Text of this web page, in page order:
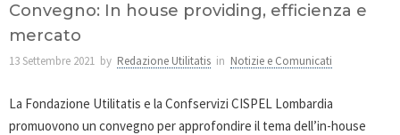
Convegno: In house providing, efficienza e
mercato
13 Settembre 2021 by Redazione Utilitatis in Notizie e Comunicati
La Fondazione Utilitatis e la Confservizi CISPEL Lombardia
promuovono un convegno per approfondire il tema dell’in-house